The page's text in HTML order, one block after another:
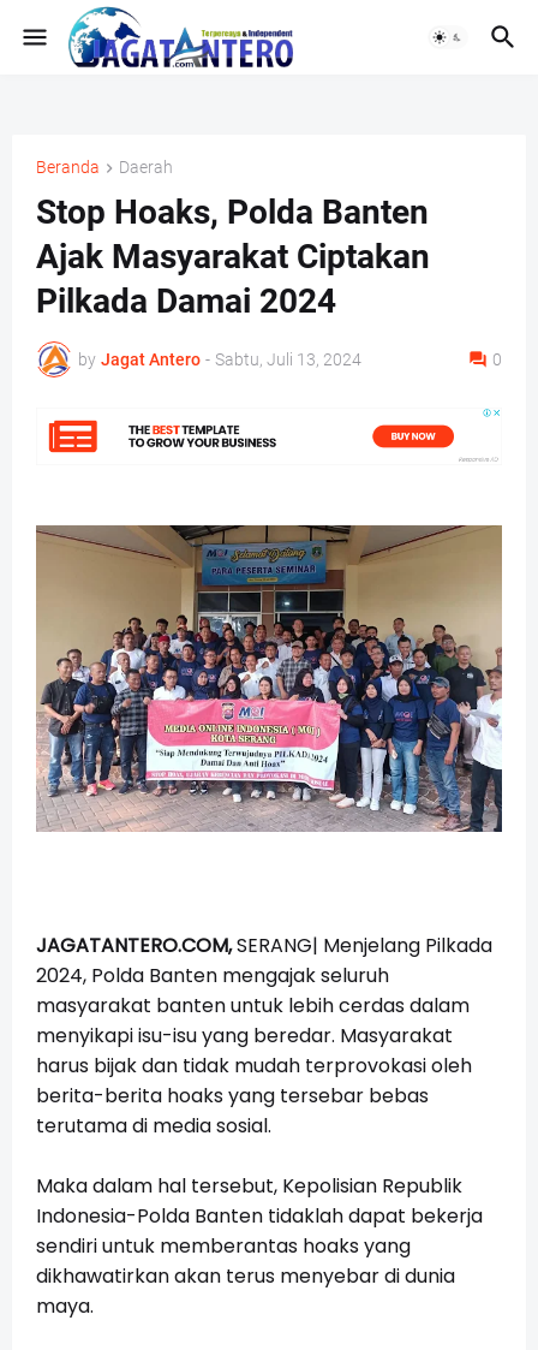
Beranda Daerah
Stop Hoaks, Polda Banten
Ajak Masyarakat Ciptakan
Pilkada Damai 2024
by Jagat Antero - Sabtu, Juli 13, 2024 0
JAGATANTERO.COM,SERANG| Menjelang Pilkada
2024, Polda Banten mengajak seluruh
masyarakat banten untuk lebih cerdas dalam
menyikapi isu-isu yang beredar. Masyarakat
harus bijak dan tidak mudah terprovokasi oleh
berita-berita hoaks yang tersebar bebas
terutama di media sosial.
Maka dalam hal tersebut, Kepolisian Republik
Indonesia-Polda Banten tidaklah dapat bekerja
sendiri untuk memberantas hoaks yang
dikhawatirkan akan terus menyebar di dunia
maya.